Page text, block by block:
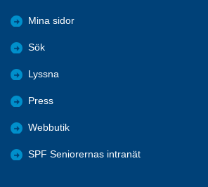
Mina sidor
Sök
Lyssna
Press
Webbutik
SPF Seniorernas intranät